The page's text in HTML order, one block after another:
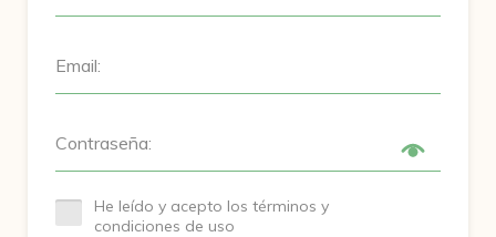
Email:
Contraseña:
He leído y acepto los términos y
condiciones de uso